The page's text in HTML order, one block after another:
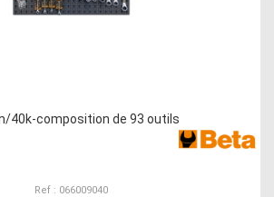
40k-composition de 93 outils
Ref : 066009040